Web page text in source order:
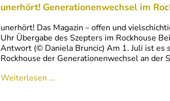
unerhört! Generationenwechsel im
unerhört! Das Magazin – offen und
Uhr Übergabe des Szepters im Rockhouse
Antwort (© Daniela Bruncic) Am 1. Juli ist es
Rockhouse der Generationenwechsel an der
Weiterlesen ...